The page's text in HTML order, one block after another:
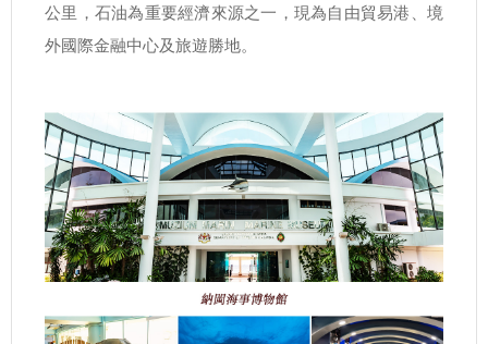
公里，石油為重要經濟來源之一，現為自由貿易港、境
外國際金融中心及旅遊勝地。